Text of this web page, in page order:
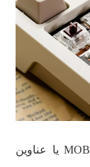
در بازی‌های رقابتی مانند شوترهای آنلاین، MOBA یا عناوین